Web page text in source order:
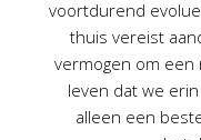
voortdurend
thuis vereist
vermogen om
leven dat we
alleen een